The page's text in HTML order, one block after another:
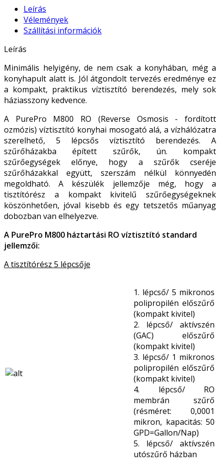
Leírás
Vélemények
Szállítási információk
Leírás
Minimális helyigény, de nem csak a konyhában, még a
konyhapult alatt is. Jól átgondolt tervezés eredménye ez
a kompakt, praktikus víztisztító berendezés, mely sok
háziasszony kedvence.
A PurePro M800 RO (Reverse Osmosis - fordított
ozmózis) víztisztító konyhai mosogató alá, a vízhálózatra
szerelhető, 5 lépcsős víztisztító berendezés. A
szűrőházakba épített szűrők, ún. kompakt
szűrőegységek előnye, hogy a szűrők cseréje
szűrőházakkal együtt, szerszám nélkül könnyedén
megoldható. A készülék jellemzője még, hogy a
tisztítórész a kompakt kivitelű szűrőegységeknek
köszönhetően, jóval kisebb és egy tetszetős műanyag
dobozban van elhelyezve.
A PurePro M800 háztartási RO víztisztító standard
jellemzői:
A tisztítórész 5 lépcsője
1. lépcső/ 5 mikronos
polipropilén előszűrő
(kompakt kivitel)
2. lépcső/ aktívszén
(GAC) előszűrő
(kompakt kivitel)
3. lépcső/ 1 mikronos
polipropilén előszűrő
(kompakt kivitel)
4. lépcső/ RO
membrán szűrő
(résméret: 0,0001
mikron, kapacitás: 50
GPD=Gallon/Nap)
5. lépcső/ aktívszén
utószűrő házban